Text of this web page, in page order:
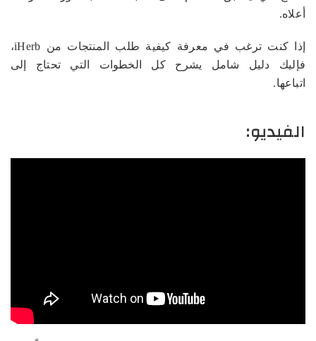
أعلاه.
إذا كنت ترغب في معرفة كيفية طلب المنتجات من iHerb،
فإليك دليل شامل يشرح كل الخطوات التي تحتاج إلى
اتباعها.
الفيديو: